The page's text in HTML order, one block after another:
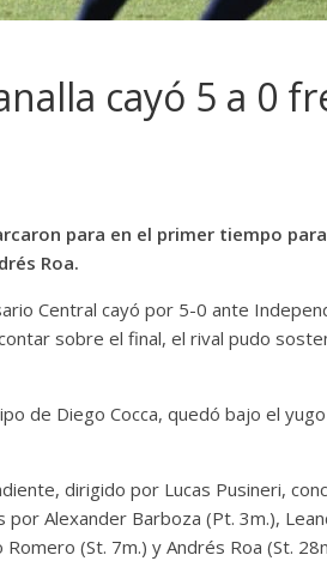
cayó 5 a 0
para en el primer tiempo
Roa.
Central cayó por 5-0 ante
sobre el final, el rival pudo
de Diego Cocca, quedó bajo el
dirigido por Lucas Pusineri,
Alexander Barboza (Pt. 3m.),
(St. 7m.) y Andrés Roa (St.